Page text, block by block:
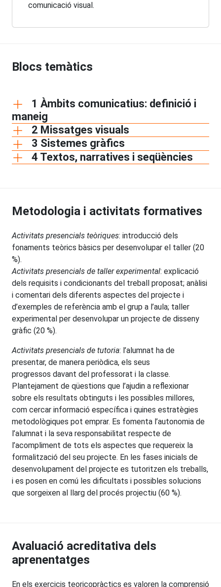
comunicació visual.
Blocs temàtics
1 Àmbits comunicatius: definició i
maneig
2 Missatges visuals
3 Sistemes gràfics
4 Textos, narratives i seqüències
Metodologia i activitats formatives
Activitats presencials teòriques: introducció dels
fonaments teòrics bàsics per desenvolupar el taller (20
%).
Activitats presencials de taller experimental: explicació
dels requisits i condicionants del treball proposat; anàlisi
i comentari dels diferents aspectes del projecte i
d’exemples de referència amb el grup a l’aula; taller
experimental per desenvolupar un projecte de disseny
gràfic (20 %).
Activitats presencials de tutoria: l’alumnat ha de
presentar, de manera periòdica, els seus
progressos davant del professorat i la classe.
Plantejament de qüestions que l’ajudin a reflexionar
sobre els resultats obtinguts i les possibles millores,
com cercar informació específica i quines estratègies
metodològiques pot emprar. Es fomenta l’autonomia de
l’alumnat i la seva responsabilitat respecte de
l’acompliment de tots els aspectes que requereix la
formalització del seu projecte. En les fases inicials de
desenvolupament del projecte es tutoritzen els treballs,
i es posen en comú les dificultats i possibles solucions
que sorgeixen al llarg del procés projectiu (60 %).
Avaluació acreditativa dels
aprenentatges
En els exercicis teoricopràctics es valoren la comprensió